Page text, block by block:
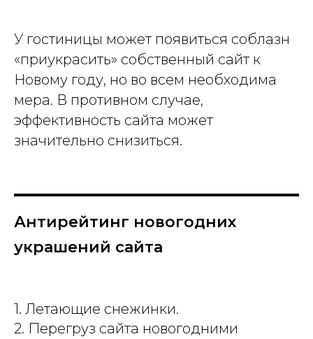
У гостиницы может появиться соблазн
«приукрасить» собственный сайт к
Новому году, но во всем необходима
мера. В противном случае,
эффективность сайта может
значительно снизиться.
Антирейтинг новогодних
украшений сайта
1. Летающие снежинки.
2. Перегруз сайта новогодними